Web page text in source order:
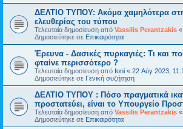
ΔΕΛΤΙΟ ΤΥΠΟΥ: Ακόμα χαμηλότερα
ελευθερίας του τύπου
Τελευταία δημοσίευση από Vassilis Perantzakis «
Δημοσιεύτηκε σε Επικαιρότητα
Έρευνα - Δασικές πυρκαγιές: Τι και
φταίνε περισσότερο ?
Τελευταία δημοσίευση από foni « 22 Αύγ 2023,
Δημοσιεύτηκε σε Γενική συζήτηση
ΔΕΛΤΙΟ ΤΥΠΟΥ : Πόσο πραγματικά
προστατεύει, είναι το Υπουργείο
Τελευταία δημοσίευση από Vassilis Perantzakis «
Δημοσιεύτηκε σε Επικαιρότητα